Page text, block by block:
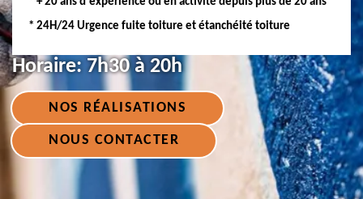
* 24H/24 Urgence fuite toiture et étanchéité toiture
Horaire: 7h30 à 20h
NOS RÉALISATIONS
NOUS CONTACTER